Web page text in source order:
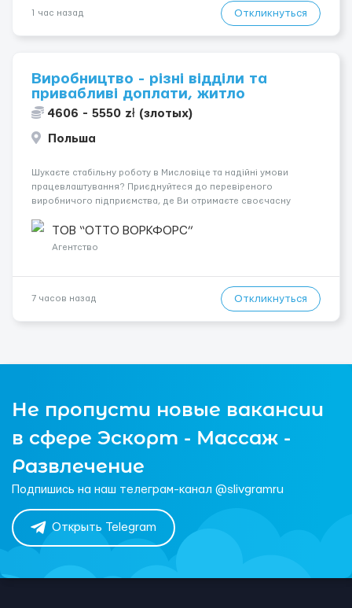
1 час назад Откликнуться
Виробництво - різні відділи та
привабливі доплати, житло
4606 - 5550 zł (злотых)
Польша
Шукаєте стабільну роботу в Мисловіце та надійні умови
працевлаштування? Приєднуйтеся до перевіреного
виробничого підприємства, де Ви отримаєте своєчасну
підібрати посаду відповідно до Ваших навичок
Локація: Мисловіце Форма пр...
ТОВ “ОТТО ВОРКФОРС”
Агентство
7 часов назад Откликнуться
Не пропусти новые вакансии
в сфере Эскорт - Массаж -
Развлечение
Подпишись на наш телеграм-канал @slivgramru
Открыть Telegram